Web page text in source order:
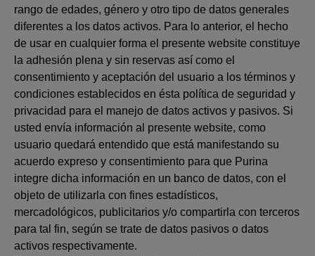
rango de edades, género y otro tipo de datos generales
diferentes a los datos activos. Para lo anterior, el hecho
de usar en cualquier forma el presente website constituye
la adhesión plena y sin reservas así como el
consentimiento y aceptación del usuario a los términos y
condiciones establecidos en ésta política de seguridad y
privacidad para el manejo de datos activos y pasivos. Si
usted envía información al presente website, como
usuario quedará entendido que está manifestando su
acuerdo expreso y consentimiento para que Purina
integre dicha información en un banco de datos, con el
objeto de utilizarla con fines estadísticos,
mercadológicos, publicitarios y/o compartirla con terceros
para tal fin, según se trate de datos pasivos o datos
activos respectivamente.